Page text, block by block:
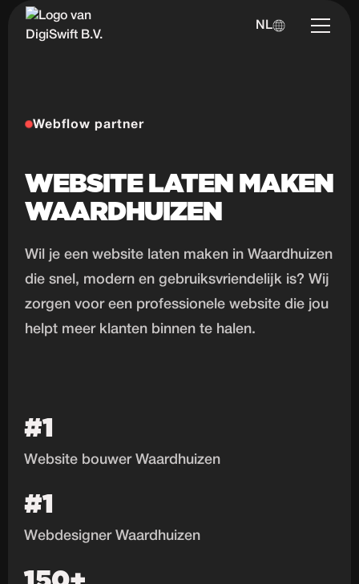
NL
Webflow partner
WEBSITE LATEN MAKEN
WAARDHUIZEN
Wil je een website laten maken in Waardhuizen
die snel, modern en gebruiksvriendelijk is? Wij
zorgen voor een professionele website die jou
helpt meer klanten binnen te halen.
#1
Website bouwer Waardhuizen
#1
Webdesigner Waardhuizen